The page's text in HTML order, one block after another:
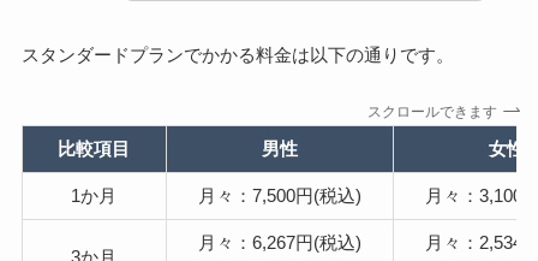
スタンダードプランでかかる料金は以下の通りです。
スクロールできます
比較項目 男性 女性
1か月 月々：7,500円(税込) 月々：3,100
月々：6,267円(税込)
月々：2,534